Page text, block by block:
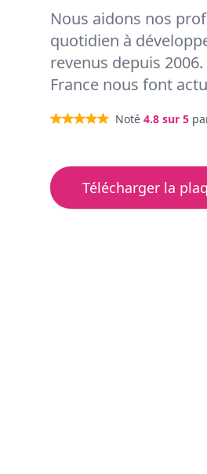
Nous aidons nos
quotidien à
revenus depuis
France nous font
Noté 4.8 sur 5
Télécharger la